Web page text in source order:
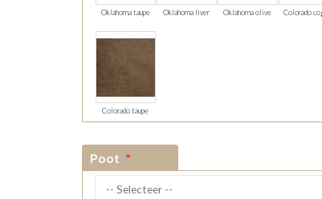
Oklahoma taupe Oklahoma liver Oklahoma olive Colorado
Colorado taupe
Poot